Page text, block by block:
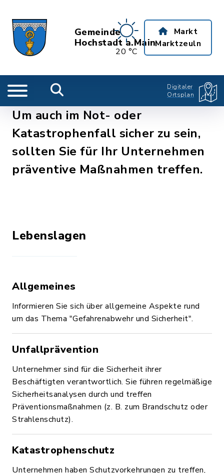
Gemeinde
Hochstadt a.Main
20 °C
Markt
Marktzeuln
Digitaler
Ortsplan
Um auch im Not- oder
Katastrophenfall sicher zu sein,
sollten Sie für Ihr Unternehmen
präventive Maßnahmen treffen.
Lebenslagen
Allgemeines
Informieren Sie sich über allgemeine Aspekte rund
um das Thema "Gefahrenabwehr und Sicherheit".
Unfallprävention
Unternehmer sind für die Sicherheit ihrer
Beschäftigten verantwortlich. Sie führen regelmäßige
Sicherheitsanalysen durch und treffen
Präventionsmaßnahmen (z. B. zum Brandschutz oder
Strahlenschutz).
Katastrophenschutz
Unternehmen haben Schutzvorkehrungen zu treffen,